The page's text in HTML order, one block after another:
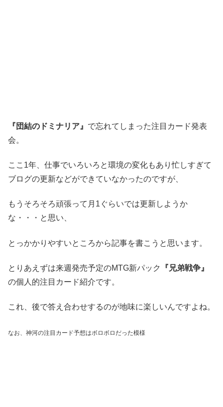
『団結のドミナリア』 で忘れてしまった注目カード発表
会。
ここ1年、仕事でいろいろと環境の変化もあり忙しすぎて
ブログの更新などができていなかったのですが、
もうそろそろ頑張って月1ぐらいでは更新しようか
な・・・と思い、
とっかかりやすいところから記事を書こうと思います。
とりあえずは来週発売予定のMTG新パック
『兄弟戦争』
の個人的注目カード紹介です。
これ、後で答え合わせするのが地味に楽しいんですよね。
なお、神河の注目カード予想はボロボロだった模様